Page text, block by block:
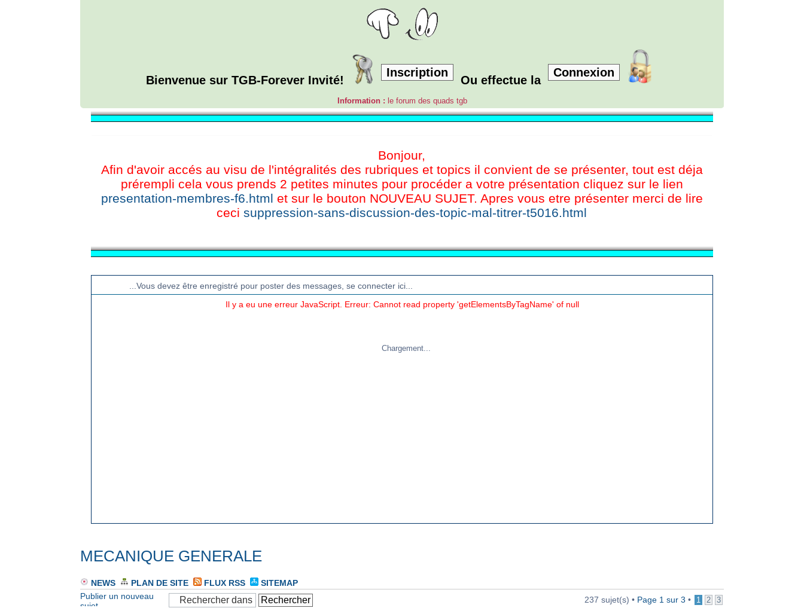
Bienvenue sur TGB-Forever Invité!
Inscription
Ou effectue la
Connexion
Information : le forum des quads tgb
Bonjour,
Afin d'avoir accés au visu de l'intégralités des rubriques et topics il convient de se présenter, tout est déja
prérempli cela vous prends 2 petites minutes pour procéder a votre présentation cliquez sur le lien
presentation-membres-f6.html et sur le bouton NOUVEAU SUJET. Apres vous etre présenter merci de lire
cecisuppression-sans-discussion-des-topic-mal-titrer-t5016.html
...Vous devez être enregistré pour poster des messages, se connecter ici...
Il y a eu une erreur JavaScript. Erreur: Cannot read property 'getElementsByTagName' of null
Chargement...
MECANIQUE GENERALE
NEWS PLAN DE SITE FLUX RSS SITEMAP
Publier un nouveau
sujet
237 sujet(s) • Page 1 sur 3 • 1 2 3